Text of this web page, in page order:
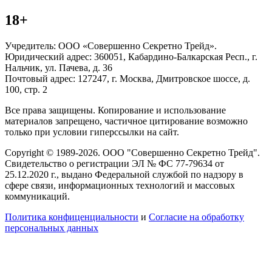
18+
Учредитель: ООО «Совершенно Секретно Трейд».
Юридический адрес: 360051, Кабардино-Балкарская Респ., г.
Нальчик, ул. Пачева, д. 36
Почтовый адрес: 127247, г. Москва, Дмитровское шоссе, д.
100, стр. 2
Все права защищены. Копирование и использование
материалов запрещено, частичное цитирование возможно
только при условии гиперссылки на сайт.
Copyright © 1989-2026. ООО "Совершенно Секретно Трейд".
Свидетельство о регистрации ЭЛ № ФС 77-79634 от
25.12.2020 г., выдано Федеральной службой по надзору в
сфере связи, информационных технологий и массовых
коммуникаций.
Политика конфиценциальности и Согласие на обработку
персональных данных